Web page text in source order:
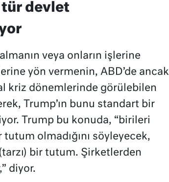
tür devlet
veya onların işlerine
yön vermenin, ABD’de ancak
kriz dönemlerinde görülebilen
Trump’ın bunu standart bir
Trump bu konuda, “birileri
olmadığını söyleyecek,
bir tutum. Şirketlerden
diyor.